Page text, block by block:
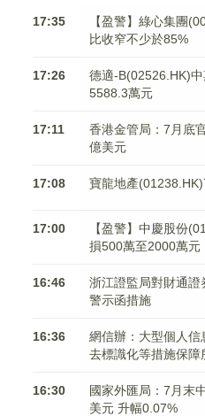
17:35
【盈警】綠心集團
比收窄不少於85%
17:26
德適-B(02526.HK)
5588.3萬元
17:11
香港金管局：7月底
億美元
17:08 寶龍地產
17:00
【盈警】中慶股份
損500萬至2000萬元
16:46
浙江證監局對財通
警示函措施
16:36
網信辦：大型個人信
去標識化等措施保障
16:30
國家外匯局：7月末
美元 升幅0.07%